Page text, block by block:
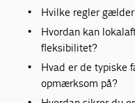
Hvilke regler
Hvordan kan
fleksibilitet?
Hvad er de typiske
opmærksom på?